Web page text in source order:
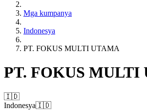
Mga kumpanya
Indonesya
PT. FOKUS MULTI UTAMA
PT. FOKUS MULTI
🇮🇩
Indonesya🇮🇩